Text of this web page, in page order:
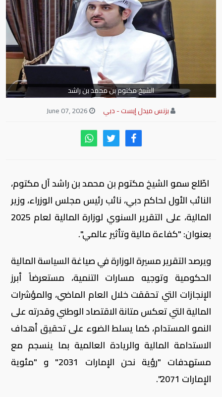
الشيخ مكتوم بن محمد بن راشد
بزنس ميدل إيست - دبي
اطّلع سمو الشيخ مكتوم بن محمد بن راشد آل مكتوم،
النائب الأول لحاكم دبي، نائب رئيس مجلس الوزراء، وزير
المالية، على التقرير السنوي لوزارة المالية لعام 2025
بعنوان: "كفاءة مالية وتأثير عالمي".
ويرصد التقرير مسيرة الوزارة في صياغة السياسة المالية
الحكومية وتوجيه مسارات التنمية، مستعرضاً أبرز
الإنجازات التي تحققت خلال العام الماضي، والمؤشرات
المالية التي تعكس متانة الاقتصاد الوطني وقدرته على
النمو المستدام، كما يسلط الضوء على تحقيق أهداف
الاستدامة المالية والريادة العالمية بما ينسجم مع
مستهدفات "رؤية نحن الإمارات 2031" و "مئوية
الإمارات 2071".